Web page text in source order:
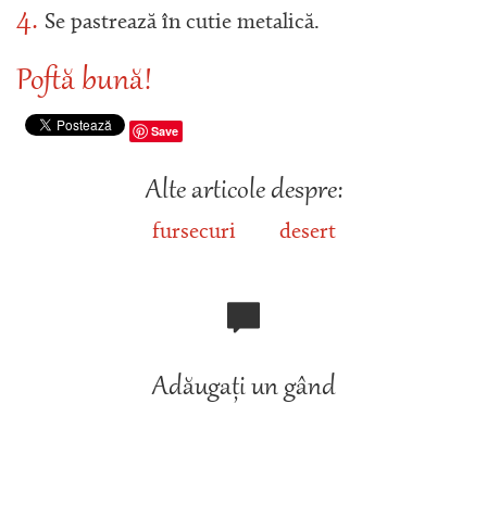
4. Se pastrează în cutie metalică.
Poftă bună!
Save
Alte articole despre:
fursecuri desert
Adăugați un gând